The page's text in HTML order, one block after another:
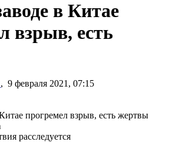
в Китае
взрыв, есть
, 9 февраля 2021, 07:15
расследуется